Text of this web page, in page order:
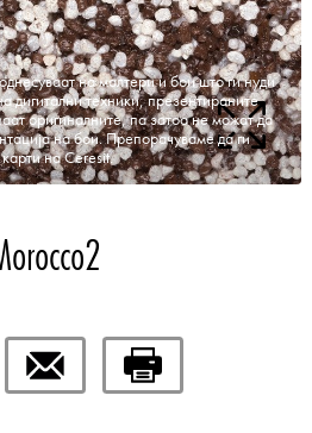
на малтери и бои што ги нуди
дигитални техники, презентираните
оригиналните, па затоа не можат да
на бои. Препорачуваме да ги
на Ceresit.